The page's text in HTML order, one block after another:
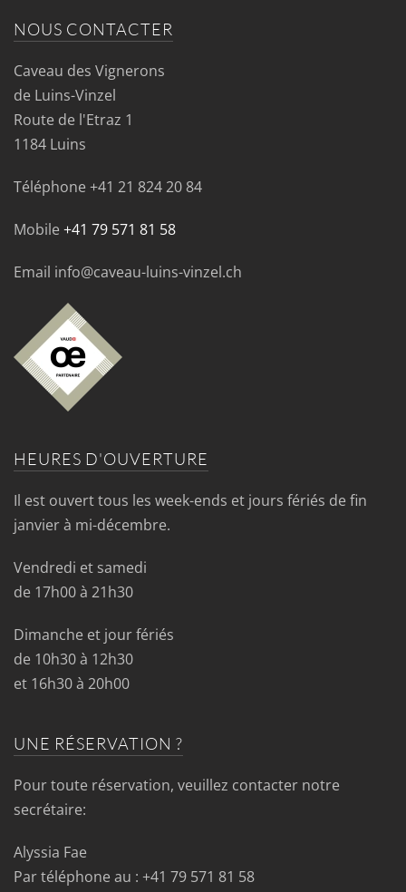
NOUS CONTACTER
Caveau des Vignerons
de Luins-Vinzel
Route de l'Etraz 1
1184 Luins
Téléphone +41 21 824 20 84
Mobile +41 79 571 81 58
Email info@caveau-luins-vinzel.ch
HEURES D'OUVERTURE
Il est ouvert tous les week-ends et jours fériés de fin
janvier à mi-décembre.
Vendredi et samedi
de 17h00 à 21h30
Dimanche et jour fériés
de 10h30 à 12h30
et 16h30 à 20h00
UNE RÉSERVATION ?
Pour toute réservation, veuillez contacter notre
secrétaire:
Alyssia Fae
Par téléphone au : +41 79 571 81 58